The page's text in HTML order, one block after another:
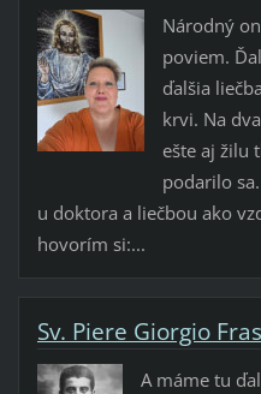
Národný
poviem.
ďalšia
krvi. Na
ešte aj žilu
podarilo
u doktora a liečbou ako
hovorím si:...
Sv. Piere Giorgio
A máme tu